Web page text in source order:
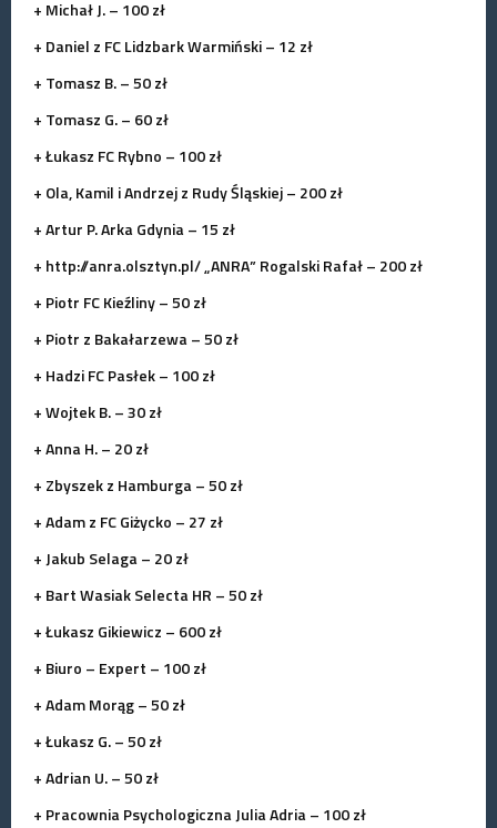
+ Michał J. – 100 zł
+ Daniel z FC Lidzbark Warmiński – 12 zł
+ Tomasz B. – 50 zł
+ Tomasz G. – 60 zł
+ Łukasz FC Rybno – 100 zł
+ Ola, Kamil i Andrzej z Rudy Śląskiej – 200 zł
+ Artur P. Arka Gdynia – 15 zł
+ http://anra.olsztyn.pl/„ANRA” Rogalski Rafał – 200 zł
+ Piotr FC Kieźliny – 50 zł
+ Piotr z Bakałarzewa – 50 zł
+ Hadzi FC Pasłek – 100 zł
+ Wojtek B. – 30 zł
+ Anna H. – 20 zł
+ Zbyszek z Hamburga – 50 zł
+ Adam z FC Giżycko – 27 zł
+ Jakub Selaga – 20 zł
+ Bart Wasiak Selecta HR – 50 zł
+ Łukasz Gikiewicz – 600 zł
+ Biuro – Expert – 100 zł
+ Adam Morąg – 50 zł
+ Łukasz G. – 50 zł
+ Adrian U. – 50 zł
+ Pracownia Psychologiczna Julia Adria – 100 zł